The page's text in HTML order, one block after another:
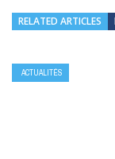
RELATED ARTICLES
ACTUALITÉS